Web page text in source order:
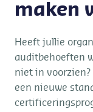
maken
Heeft jullie
auditbehoeften
niet in
een nieuwe